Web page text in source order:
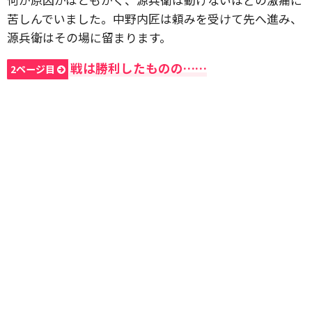
苦しんでいました。中野内匠は頼みを受けて先へ進み、
源兵衛はその場に留まります。
2ページ目 戦は勝利したものの……